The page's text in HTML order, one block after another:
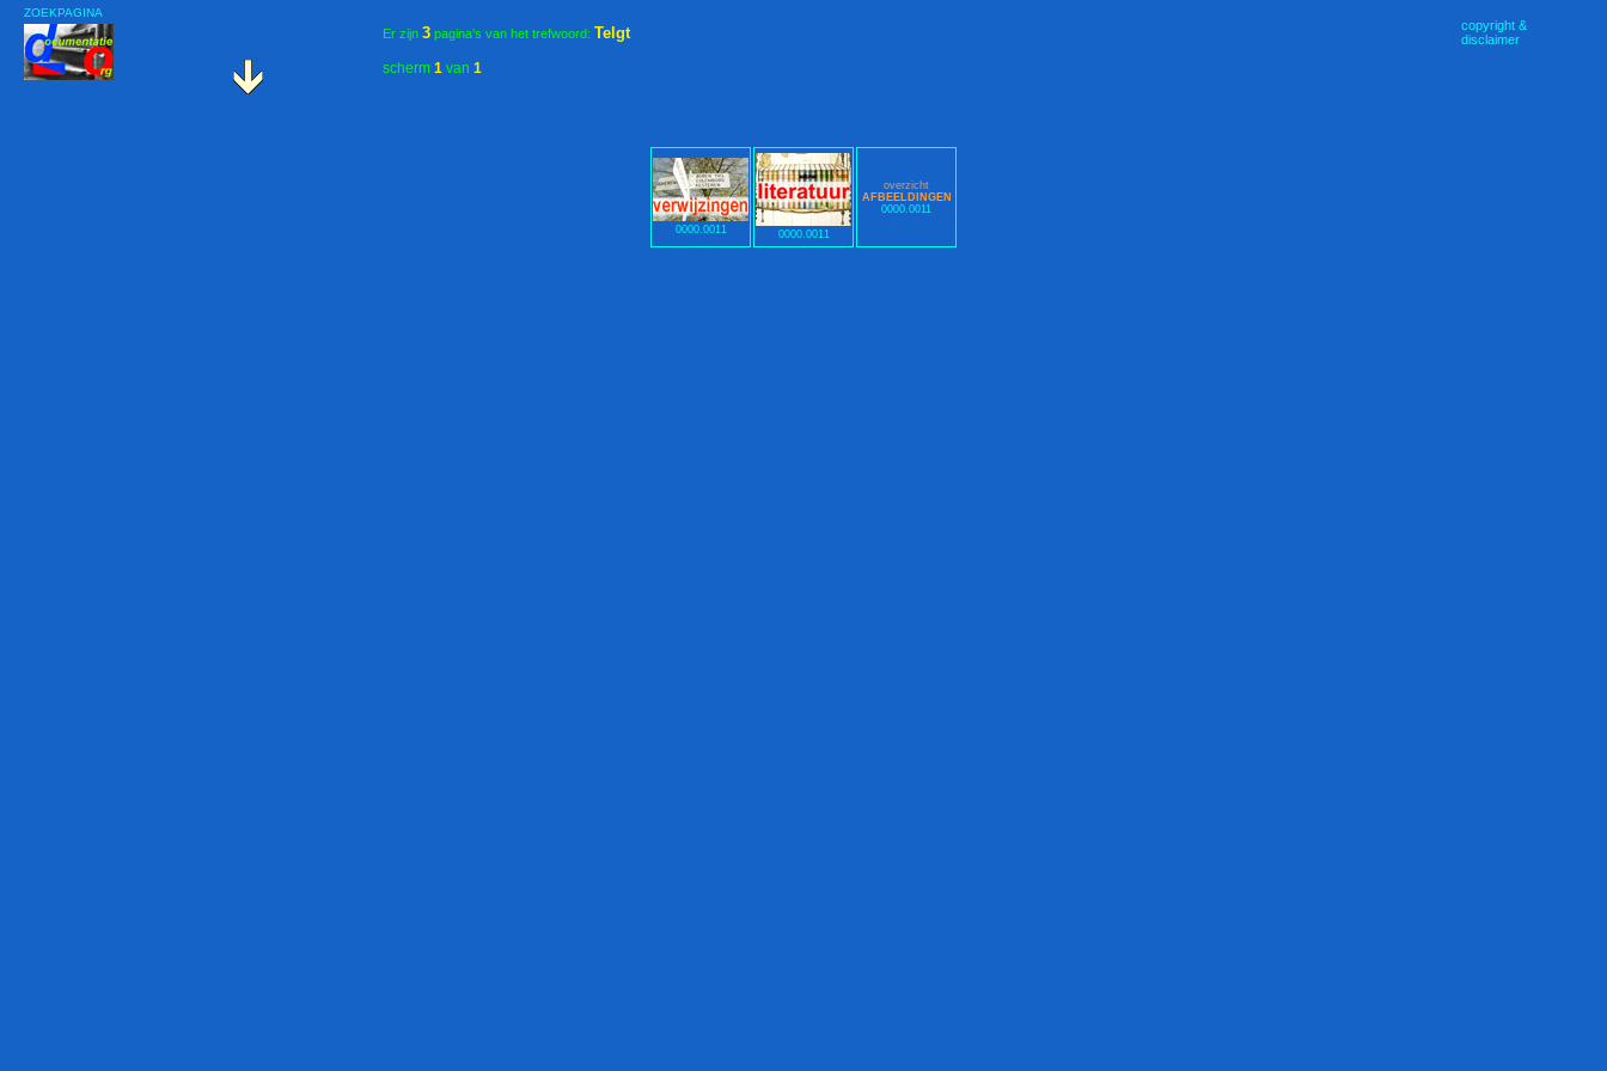
copyright &
disclaimer
ZOEKPAGINA
Er zijn 3 pagina's van het trefwoord: Telgt
0000.0011 0000.0011
overzicht
AFBEELDINGEN
0000.0011
scherm 1 van 1